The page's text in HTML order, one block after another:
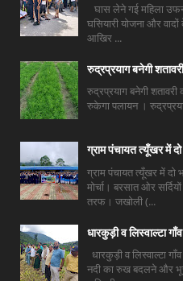
घास लेने गई महिला
घसियारी योजना और
आखिर ...
रुद्रप्रयाग बनेगी
रुद्रप्रयाग बनेगी
रुकेगा पलायन ।
ग्राम पंचायत त्यूँखर में
ग्राम पंचायत त्यूँखर में
मोर्चा। बरसात ओर
तरफ। जखोली (...
धारकुड़ी व लिस्वाल्टा
धारकुड़ी व लिस्वाल्टा
नदी का रुख बदलने और